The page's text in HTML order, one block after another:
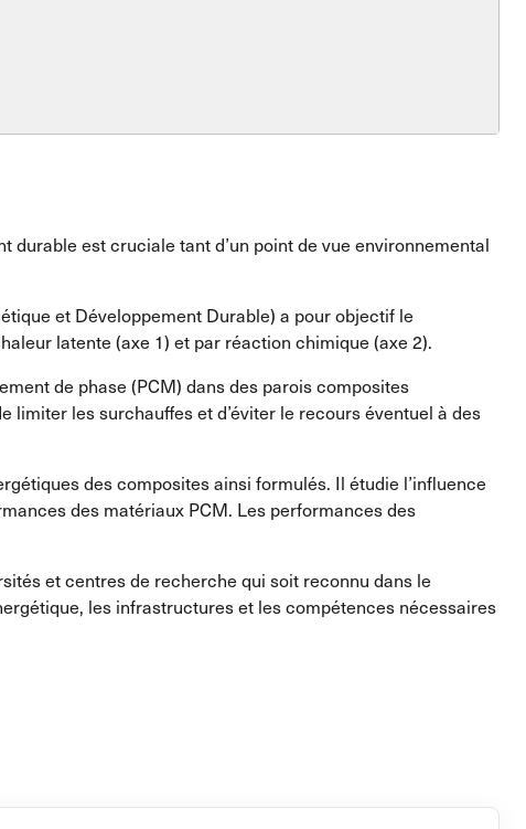
durable est cruciale tant d’un point de vue environnemental
et Développement Durable) a pour objectif le
latente (axe 1) et par réaction chimique (axe 2).
de phase (PCM) dans des parois composites
limiter les surchauffes et d’éviter le recours éventuel à des
des composites ainsi formulés. Il étudie l’influence
des matériaux PCM. Les performances des
et centres de recherche qui soit reconnu dans le
les infrastructures et les compétences nécessaires